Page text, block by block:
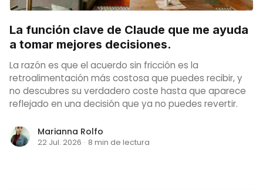
La función clave de Claude que me ayuda
a tomar mejores decisiones.
La razón es que el acuerdo sin fricción es la
retroalimentación más costosa que puedes recibir, y
no descubres su verdadero coste hasta que aparece
reflejado en una decisión que ya no puedes revertir.
Marianna Rolfo
22 Jul. 2026 · 8 min de lectura